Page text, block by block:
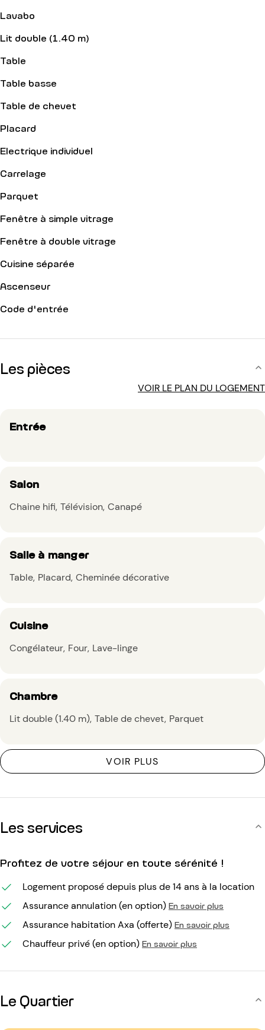
Lavabo
Lit double (1.40 m)
Table
Table basse
Table de chevet
Placard
Electrique individuel
Carrelage
Parquet
Fenêtre à simple vitrage
Fenêtre à double vitrage
Cuisine séparée
Ascenseur
Code d'entrée
Les pièces
VOIR LE PLAN DU LOGEMENT
Entrée
Salon
Chaine hifi Télévision Canapé
Salle à manger
Table Placard Cheminée décorative
Cuisine
Congélateur Four Lave-linge
Chambre
Lit double (1.40 m) Table de chevet Parquet
VOIR PLUS
Les services
Profitez de votre séjour en toute sérénité !
Logement proposé depuis plus de 14 ans à la location
Assurance annulation (en option) En savoir plus
Assurance habitation Axa (offerte) En savoir plus
Chauffeur privé (en option) En savoir plus
Le Quartier